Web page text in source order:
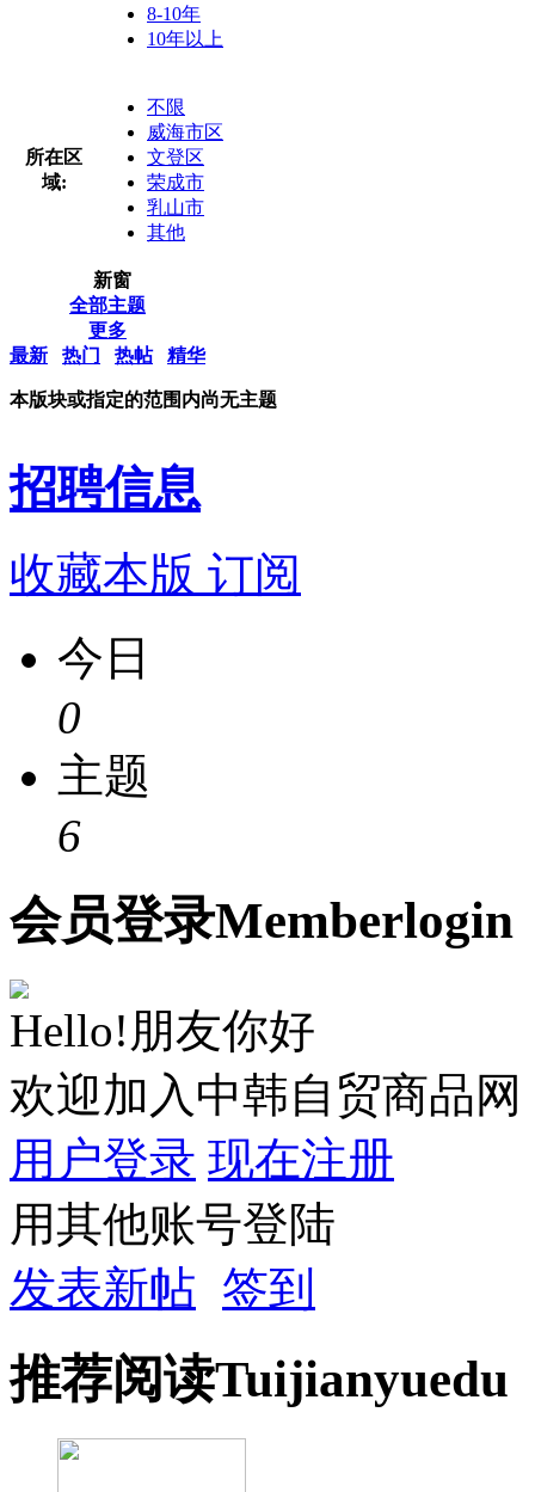
8-10年
10年以上
所在区
域:
不限
威海市区
文登区
荣成市
乳山市
其他
新窗
全部主题
更多
最新
热门 热帖 精华
本版块或指定的范围内尚无主题
招聘信息
收藏本版 订阅
今日
0
主题
6
会员登录Memberlogin
Hello!朋友你好
欢迎加入中韩自贸商品网
用户登录 现在注册
用其他账号登陆
发表新帖 签到
推荐阅读Tuijianyuedu